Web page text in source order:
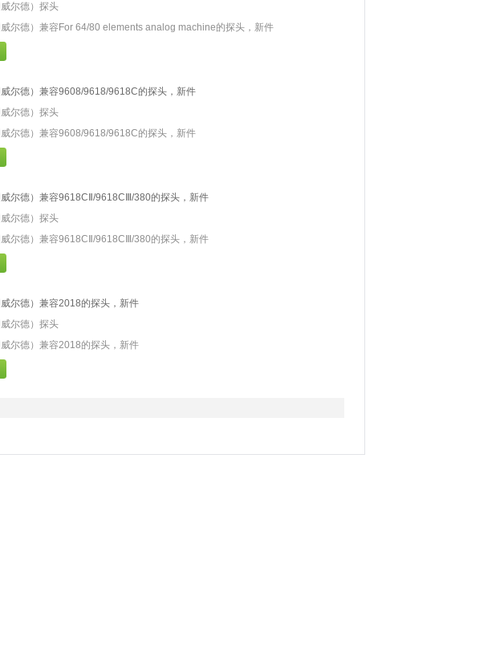
尔德）探头
尔德）兼容For 64/80 elements analog machine的探头，新件
尔德）兼容9608/9618/9618C的探头，新件
尔德）探头
尔德）兼容9608/9618/9618C的探头，新件
尔德）兼容9618CⅡ/9618CⅢ/380的探头，新件
尔德）探头
尔德）兼容9618CⅡ/9618CⅢ/380的探头，新件
尔德）兼容2018的探头，新件
尔德）探头
尔德）兼容2018的探头，新件